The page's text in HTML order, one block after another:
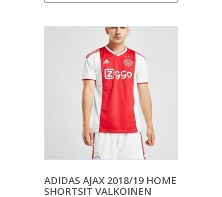
ADIDAS AJAX 2018/19 HOME
SHORTSIT VALKOINEN